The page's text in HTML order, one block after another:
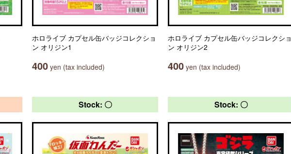
ホロライブ カプセル缶バッジコレクショ
ン オリジン1
400 yen (tax included)
ホロライブ カプセル缶バッジコレクショ
ン オリジン2
400 yen (tax included)
Stock: 〇 Stock: 〇